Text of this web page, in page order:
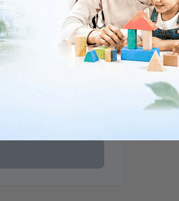
và chấp thuận để